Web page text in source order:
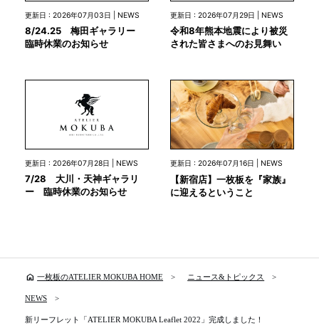
更新日 : 2026年07月03日 | NEWS
8/24.25 梅田ギャラリー
臨時休業のお知らせ
更新日 : 2026年07月29日 | NEWS
令和8年熊本地震により被災
された皆さまへのお見舞い
更新日 : 2026年07月28日 | NEWS
7/28 大川・天神ギャラリ
ー 臨時休業のお知らせ
更新日 : 2026年07月16日 | NEWS
【新宿店】一枚板を『家族』
に迎えるということ
home 一枚板のATELIER MOKUBA HOME ニュース&トピックス
NEWS
新リーフレット「ATELIER MOKUBA Leaflet 2022」完成しました！